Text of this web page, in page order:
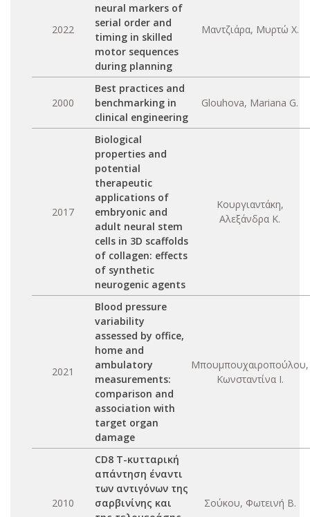
2022
neural markers of
serial order and
timing in skilled
motor sequences
during planning
Μαντζιάρα, Μυρτώ Χ.
2000
Best practices and
benchmarking in
clinical engineering
Glouhova, Mariana G.
2017
Biological
properties and
potential
therapeutic
applications of
embryonic and
adult neural stem
cells in 3D scaffolds
of collagen: effects
of synthetic
neurogenic agents
Κουργιαντάκη,
Αλεξάνδρα Κ.
2021
Blood pressure
variability
assessed by office,
home and
ambulatory
measurements:
comparison and
association with
target organ
damage
Μπουμπουχαιροπούλου,
Κωνσταντίνα Ι.
2010
CD8 T-κυτταρική
απάντηση έναντι
των αντιγόνων της
σαρβινίνης και
Σούκου, Φωτεινή Β.